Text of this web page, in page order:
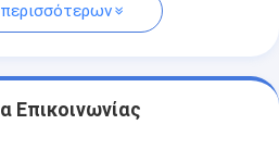
Επικοινωνίας